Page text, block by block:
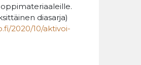
diasarja)
2020/10/aktivoi-